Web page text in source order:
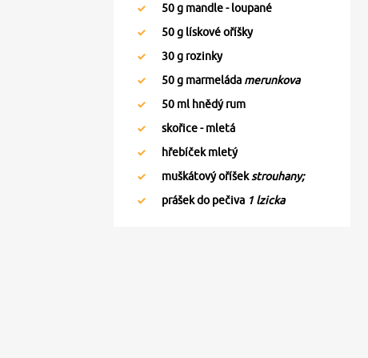
50g mandle - loupané
50g lískové oříšky
30g rozinky
50g marmeláda merunkova
50 ml hnědý rum
skořice - mletá
hřebíček mletý
muškátový oříšekstrouhany;
prášek do pečiva 1 lzicka